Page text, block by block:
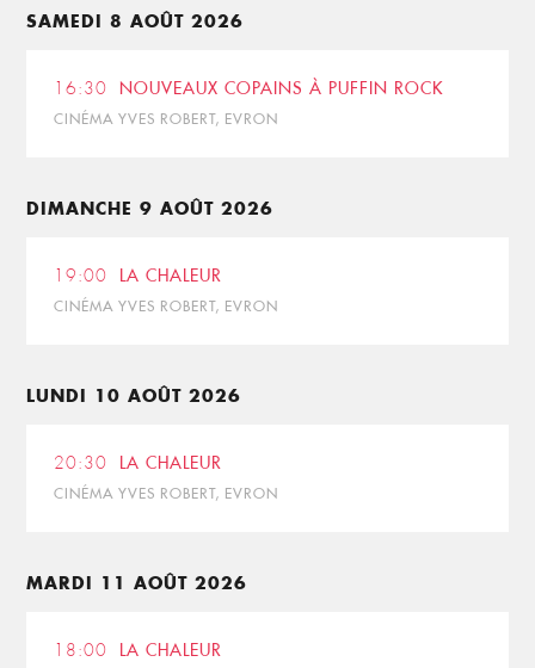
SAMEDI 8 AOÛT 2026
16:30 NOUVEAUX COPAINS À PUFFIN ROCK
CINÉMA YVES ROBERT, EVRON
DIMANCHE 9 AOÛT 2026
19:00 LA CHALEUR
CINÉMA YVES ROBERT, EVRON
LUNDI 10 AOÛT 2026
20:30 LA CHALEUR
CINÉMA YVES ROBERT, EVRON
MARDI 11 AOÛT 2026
18:00 LA CHALEUR